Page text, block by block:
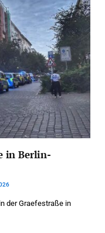
in Berlin-
der Graefestraße in